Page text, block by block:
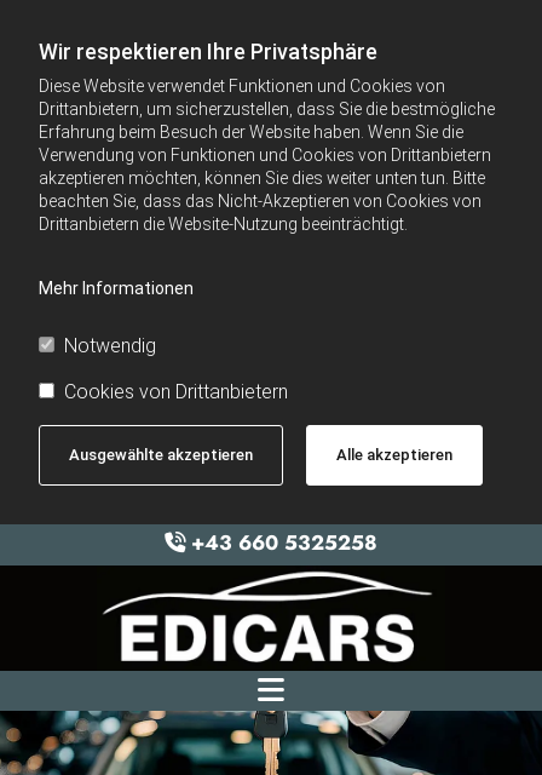
Wir respektieren Ihre Privatsphäre
Diese Website verwendet Funktionen und Cookies von
Drittanbietern, um sicherzustellen, dass Sie die bestmögliche
Erfahrung beim Besuch der Website haben. Wenn Sie die
Verwendung von Funktionen und Cookies von Drittanbietern
akzeptieren möchten, können Sie dies weiter unten tun. Bitte
beachten Sie, dass das Nicht-Akzeptieren von Cookies von
Drittanbietern die Website-Nutzung beeinträchtigt.
Mehr Informationen
Notwendig
Cookies von Drittanbietern
Ausgewählte akzeptieren Alle akzeptieren
 +43 660 5325258